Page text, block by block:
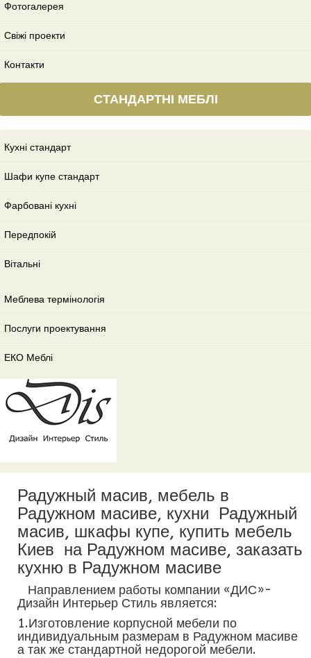
Фотогалерея
Свіжі проекти
Контакти
СТАНДАРТНІ МЕБЛІ
Кухні стандарт
Шафи купе стандарт
Фарбовані кухні
Передпокій
Вітальні
Меблева термінологія
Послуги проектування
ЕКО Меблі
Радужный масив, мебель в
Радужном масиве, кухни Радужный
масив, шкафы купе, купить мебель
Киев на Радужном масиве, заказать
кухню в Радужном масиве
Направлением работы компании «ДИС»-
Дизайн Интерьер Стиль является:
1.Изготовление корпусной мебели по
индивидуальным размерам в Радужном масиве
а так же стандартной недорогой мебели.